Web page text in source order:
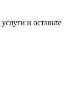
и оставьте